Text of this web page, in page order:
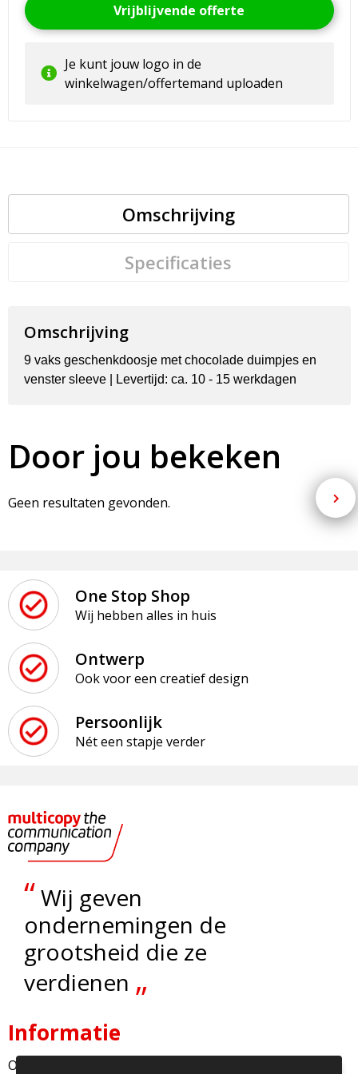
Vrijblijvende offerte
Je kunt jouw logo in de
winkelwagen/offertemand uploaden
Omschrijving
Specificaties
Omschrijving
9 vaks geschenkdoosje met chocolade duimpjes en
venster sleeve | Levertijd: ca. 10 - 15 werkdagen
Door jou bekeken
Geen resultaten gevonden.
One Stop Shop
Wij hebben alles in huis
Ontwerp
Ook voor een creatief design
Persoonlijk
Nét een stapje verder
“Wij geven
ondernemingen de
grootsheid die ze
verdienen „
Informatie
Over ons